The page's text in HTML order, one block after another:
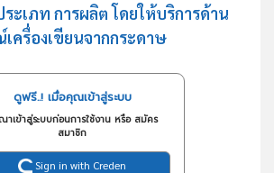
ะเภท การผลิต โดยให้บริการด้าน
ครื่องเขียนจากกระดาษ
ดูฟรี..! เมื่อคุณเข้าสู่ระบบ
าเข้าสู่ระบบก่อนการใช้งาน หรือ สมัคร
สมาชิก
Sign in with Creden